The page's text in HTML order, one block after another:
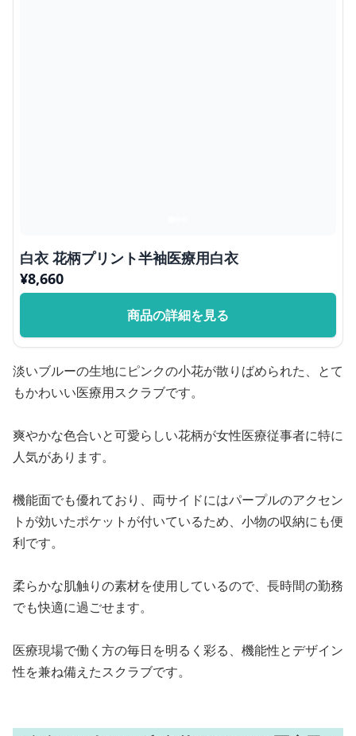
白衣 花柄プリント半袖医療用白衣
¥8,660
商品の詳細を見る
淡いブルーの生地にピンクの小花が散りばめられた、とて
もかわいい医療用スクラブです。
爽やかな色合いと可愛らしい花柄が女性医療従事者に特に
人気があります。
機能面でも優れており、両サイドにはパープルのアクセン
トが効いたポケットが付いているため、小物の収納にも便
利です。
柔らかな肌触りの素材を使用しているので、長時間の勤務
でも快適に過ごせます。
医療現場で働く方の毎日を明るく彩る、機能性とデザイン
性を兼ね備えたスクラブです。